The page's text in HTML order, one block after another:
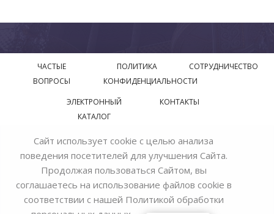
ЧАСТЫЕ
ВОПРОСЫ
ПОЛИТИКА
КОНФИДЕНЦИАЛЬНОСТИ
СОТРУДНИЧЕСТВО
ЭЛЕКТРОННЫЙ
КАТАЛОГ
КОНТАКТЫ
© 2018—2026 Официальный сайт завода производителя
Bohemia Ivele Crystal
Сайт использует cookie с целью анализа
поведения посетителей для улучшения Сайта.
Продолжая пользоваться Сайтом, вы
соглашаетесь на использование файлов cookie в
соответствии с нашей Политикой обработки